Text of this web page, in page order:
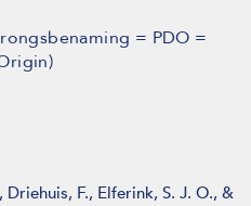
= PDO =
Driehuis, F., Elferink, S. J. O., &